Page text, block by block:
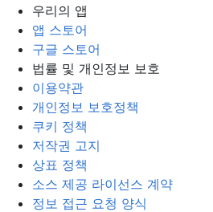
우리의 앱
앱 스토어
구글 스토어
법률 및 개인정보 보호
이용약관
개인정보 보호정책
쿠키 정책
저작권 고지
상표 정책
소스 제공 라이선스 계약
정보 접근 요청 양식